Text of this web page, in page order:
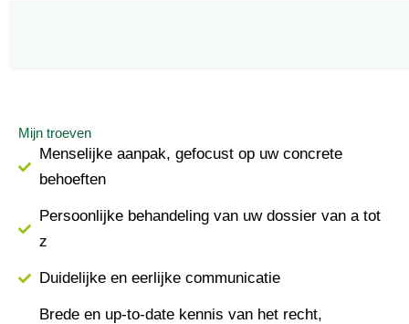
Mijn troeven
Menselijke aanpak, gefocust op uw concrete
behoeften
Persoonlijke behandeling van uw dossier van a tot
z
Duidelijke en eerlijke communicatie
Brede en up-to-date kennis van het recht,